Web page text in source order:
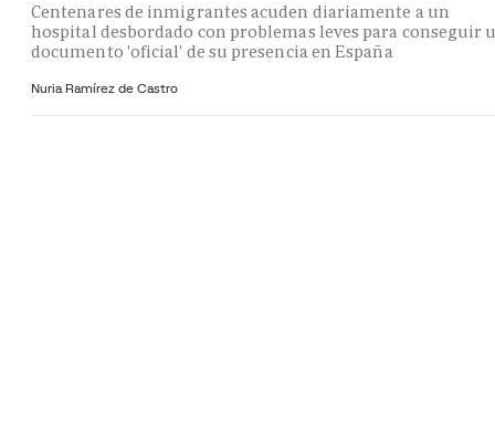
Centenares de inmigrantes acuden diariamente a un
hospital desbordado con problemas leves para conseguir
documento 'oficial' de su presencia en España
Nuria Ramírez de Castro